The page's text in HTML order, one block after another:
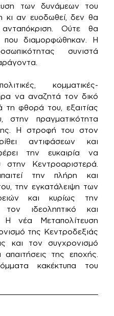
των δυνάμεων του
κι αν ευοδωθεί, δεν θα
Ούτε θα
που διαμορφώθηκαν. Η
συνιστά
κομματικές-
να αναζητά τον δικό
φθορά του, εξαιτίας
στην πραγματικότητα
Η στροφή του στον
αντιφάσεων και
την ευκαιρία να
Κεντροαριστερά.
την πλήρη και
την εγκατάλειψη των
και κυρίως την
ιδεοληπτικό και
Η νέα Μεταπολίτευση
της Κεντροδεξιάς
και τον συγχρονισμό
της εποχής.
κακέκτυπα του